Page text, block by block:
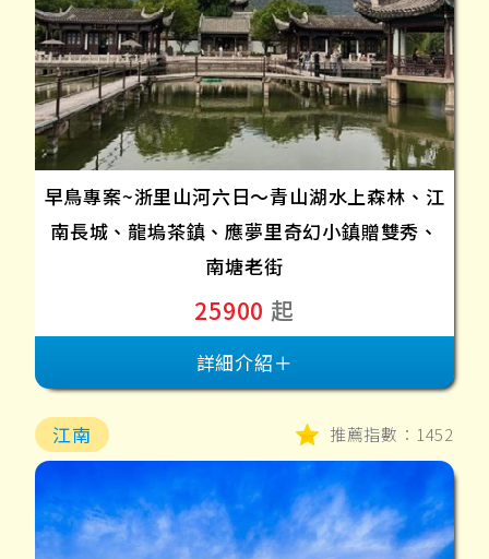
早鳥專案~浙里山河六日～青山湖水上森林、江
南長城、龍塢茶鎮、應夢里奇幻小鎮贈雙秀、
南塘老街
25900 起
詳細介紹＋
江南 推薦指數：1452